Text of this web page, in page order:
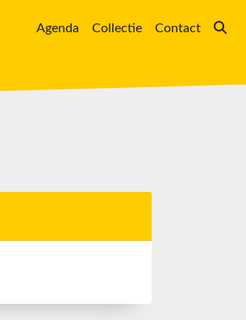
Agenda Collectie Contact